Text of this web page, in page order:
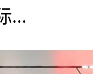
...